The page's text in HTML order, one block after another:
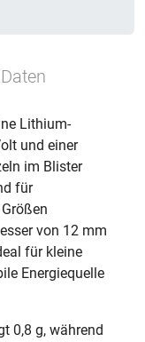
Lithium-
und einer
im Blister
für
von 12 mm
für kleine
Energiequelle
0,8 g, während